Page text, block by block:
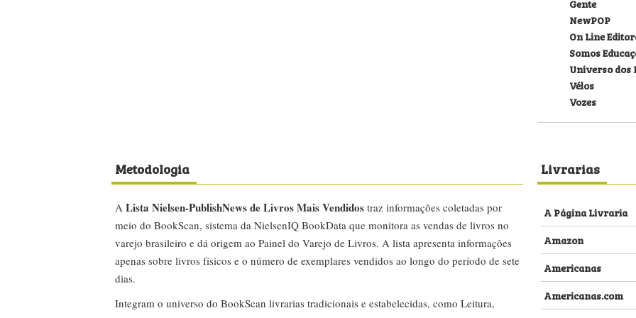
Gente
NewPOP
On Line
Somos
Universo dos
Vélos
Vozes
Metodologia
A Lista Nielsen-PublishNews de Livros Mais Vendidos traz informações coletadas por
meio do BookScan, sistema da NielsenIQ BookData que monitora as vendas de livros no
varejo brasileiro e dá origem ao Painel do Varejo de Livros. A lista apresenta informações
apenas sobre livros físicos e o número de exemplares vendidos ao longo do período de sete
dias.
Integram o universo do BookScan livrarias tradicionais e estabelecidas, como Leitura,
Livrarias
A Página Livraria
Amazon
Americanas
Americanas.com